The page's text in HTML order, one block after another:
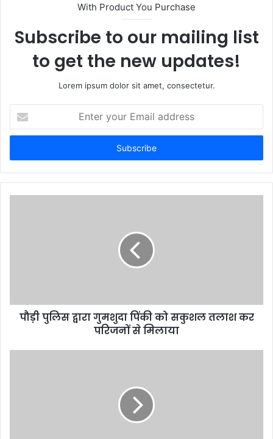
With Product You Purchase
Subscribe to our mailing list
to get the new updates!
Lorem ipsum dolor sit amet, consectetur.
your
Email
पौड़ी पुलिस द्वारा गुमशुदा पिंकी को सकुशल तलाश कर
परिजनों से मिलाया